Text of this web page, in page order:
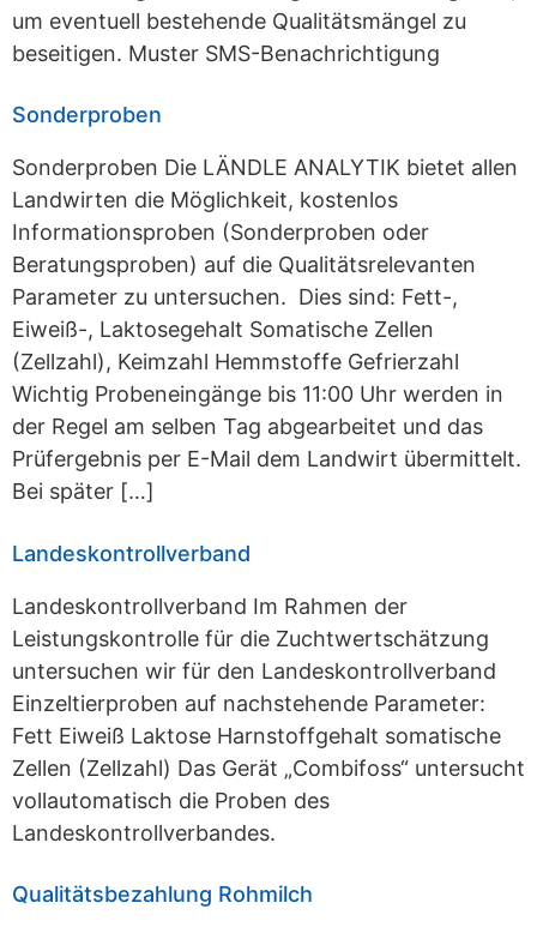
um eventuell bestehende Qualitätsmängel zu
beseitigen. Muster SMS-Benachrichtigung
Sonderproben
Sonderproben Die LÄNDLE ANALYTIK bietet allen
Landwirten die Möglichkeit, kostenlos
Informationsproben (Sonderproben oder
Beratungsproben) auf die Qualitätsrelevanten
Parameter zu untersuchen. Dies sind: Fett-,
Eiweiß-, Laktosegehalt Somatische Zellen
(Zellzahl), Keimzahl Hemmstoffe Gefrierzahl
Wichtig Probeneingänge bis 11:00 Uhr werden in
der Regel am selben Tag abgearbeitet und das
Prüfergebnis per E-Mail dem Landwirt übermittelt.
Bei später […]
Landeskontrollverband
Landeskontrollverband Im Rahmen der
Leistungskontrolle für die Zuchtwertschätzung
untersuchen wir für den Landeskontrollverband
Einzeltierproben auf nachstehende Parameter:
Fett Eiweiß Laktose Harnstoffgehalt somatische
Zellen (Zellzahl) Das Gerät „Combifoss“ untersucht
vollautomatisch die Proben des
Landeskontrollverbandes.
Qualitätsbezahlung Rohmilch